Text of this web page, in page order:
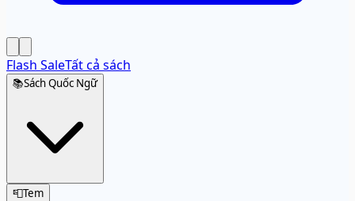
Flash SaleTất cả sách
📚Sách Quốc Ngữ
📮Tem